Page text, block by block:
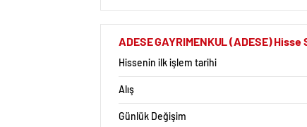
ADESE GAYRIMENKUL (ADESE)
Hissenin ilk işlem tarihi
Alış
Günlük Değişim